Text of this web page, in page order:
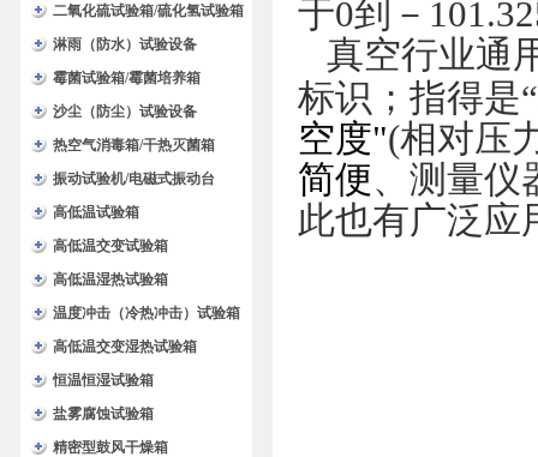
二氧化硫试验箱/硫化氢试验箱
淋雨（防水）试验设备
霉菌试验箱/霉菌培养箱
沙尘（防尘）试验设备
热空气消毒箱/干热灭菌箱
振动试验机/电磁式振动台
高低温试验箱
高低温交变试验箱
高低温湿热试验箱
温度冲击（冷热冲击）试验箱
高低温交变湿热试验箱
恒温恒湿试验箱
盐雾腐蚀试验箱
精密型鼓风干燥箱
于0到－
真空行业通
标识；指得是“
空度"(相对压
简便、测量仪
此也有广泛应